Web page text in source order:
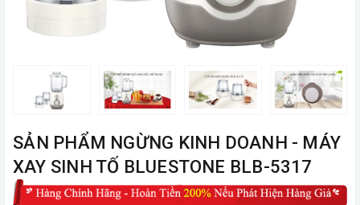
ㅤSẢN PHẨM NGỪNG KINH DOANH - MÁY
XAY SINH TỐ BLUESTONE BLB-5317